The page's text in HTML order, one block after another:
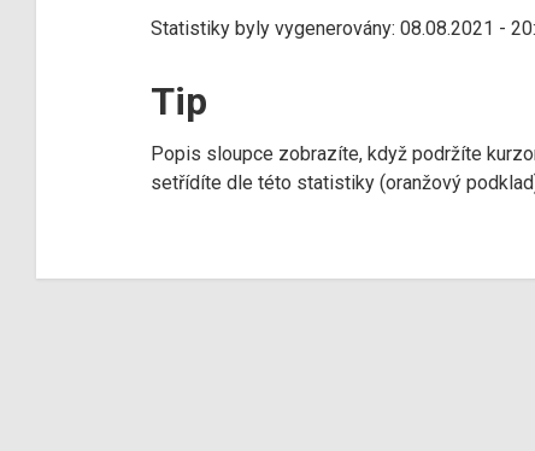
Statistiky byly vygenerovány: 08.08.2021 -
Tip
Popis sloupce zobrazíte, když podržíte
setřídíte dle této statistiky (oranžový